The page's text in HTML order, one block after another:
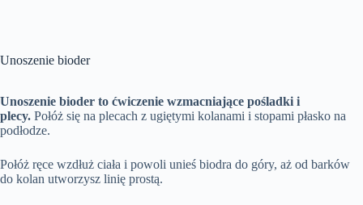
Unoszenie bioder
Unoszenie bioder to ćwiczenie wzmacniające pośladki i
plecy. Połóż się na plecach z ugiętymi kolanami i stopami płasko na
podłodze.
Połóż ręce wzdłuż ciała i powoli unieś biodra do góry, aż od barków
do kolan utworzysz linię prostą.